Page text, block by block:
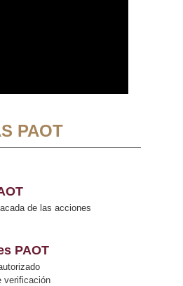
PAOT
de las acciones
PAOT
verificación